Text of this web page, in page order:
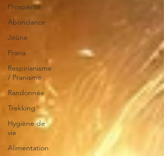
Prospérité
Abondance
Jeûne
Prana
Respirianisme
/ Pranisme
Randonnée
Trekking
Hygiène de
vie
Alimentation